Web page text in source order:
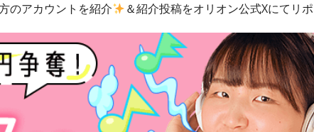
のアカウントを紹介
＆紹介投稿をオリオン公式Xにてリ